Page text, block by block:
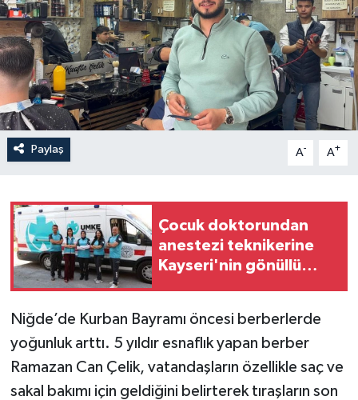
Paylaş A- A+
Çocuk doktorundan
anestezi teknikerine
Kayseri'nin gönüllü
Niğde’de Kurban Bayramı öncesi berberlerde
yoğunluk arttı. 5 yıldır esnaflık yapan berber
Ramazan Can Çelik, vatandaşların özellikle saç ve
sakal bakımı için geldiğini belirterek tıraşların son